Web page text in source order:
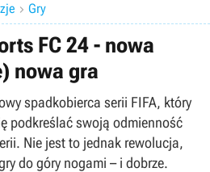
 Gry
FC 24 - nowa
nowa gra
spadkobierca serii FIFA, który
podkreślać swoją odmienność
Nie jest to jednak rewolucja,
do góry nogami – i dobrze.